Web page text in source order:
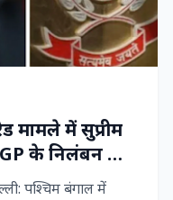
मामले में सुप्रीम
के निलंबन की
छापेमारी
पश्चिम बंगाल में